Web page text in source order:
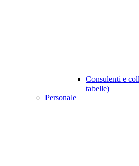
Consulenti e
tabelle)
Personale